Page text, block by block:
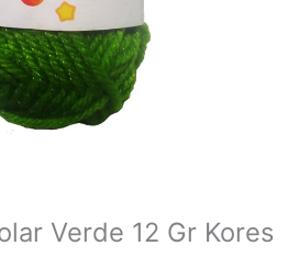
Verde 12 Gr Kores